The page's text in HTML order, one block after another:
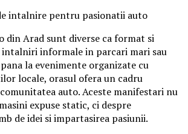
intalnire pentru pasionatii auto
din Arad sunt diverse ca format si
informale in parcari mari sau
la evenimente organizate cu
locale, orasul ofera un cadru
auto. Aceste manifestari nu
expuse static, ci despre
de idei si impartasirea pasiunii.